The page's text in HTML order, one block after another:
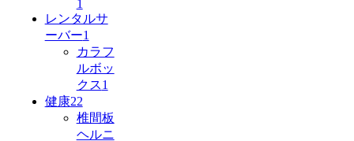
1
レンタルサ
ーバー1
カラフ
ルボッ
クス1
健康22
椎間板
ヘルニ